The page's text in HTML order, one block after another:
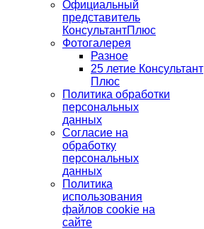
Официальный
представитель
КонсультантПлюс
Фотогалерея
Разное
25 летие Консультант
Плюс
Политика обработки
персональных
данных
Согласие на
обработку
персональных
данных
Политика
использования
файлов cookie на
сайте